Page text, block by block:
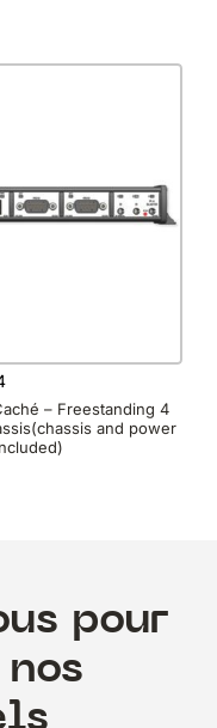
– Freestanding 4
and power
pour